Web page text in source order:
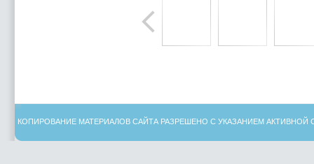
КОПИРОВАНИЕ МАТЕРИАЛОВ САЙТА РАЗРЕШЕНО С УКАЗАНИЕМ АКТИВНОЙ